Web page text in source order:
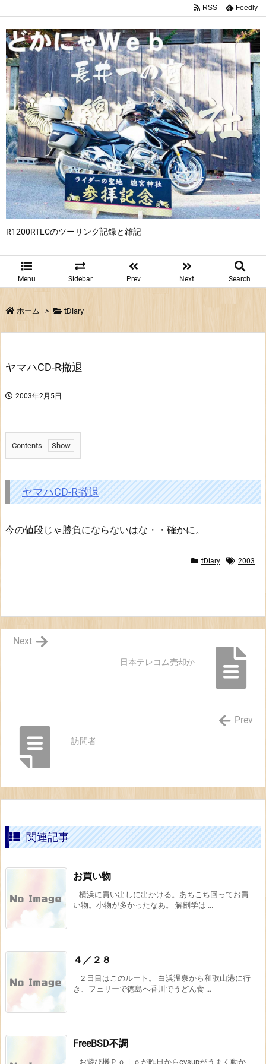
R1200RTLCのツーリング記録と雑記
Menu Sidebar Prev Next Search
RSS Feedly
ホーム > tDiary
ヤマハCD-R撤退
2003年2月5日
Contents
1.
マ
ハ
D
ヤマハCD-R撤退
今の値段じゃ勝負にならないはな・・確かに。
tDiary 2003
日本テレコム売却か
Next
訪問者
Prev
関連記事
お買い物
横浜に買い出しに出かける。あちこち回ってお買
い物。小物が多かったなあ。 解剖学は ...
４／２８
２日目はこのルート。 白浜温泉から和歌山港に行
き、フェリーで徳島へ香川でうどん食 ...
FreeBSD不調
お遊び機Ｐｏｌｏが昨日からcvsupがうまく動か